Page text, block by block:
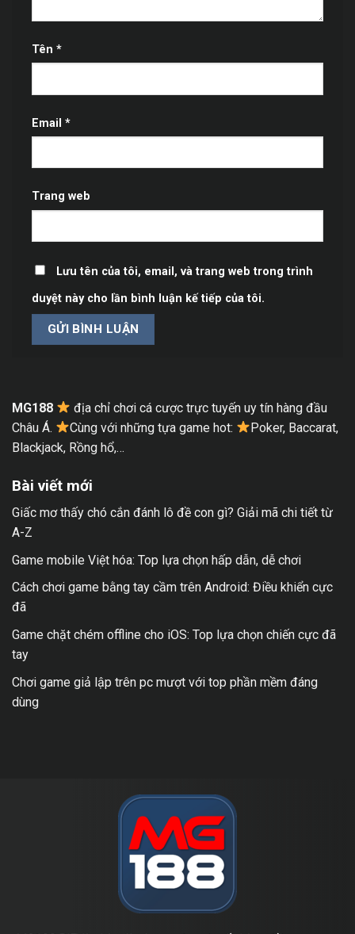
Tên *
Email *
Trang web
Lưu tên của tôi, email, và trang web trong trình
duyệt này cho lần bình luận kế tiếp của tôi.
MG188
địa chỉ chơi cá cược trực tuyến uy tín hàng đầu
Châu Á.
Cùng với những tựa game hot:
Poker, Baccarat,
Blackjack, Rồng hổ,…
Bài viết mới
Giấc mơ thấy chó cắn đánh lô đề con gì? Giải mã chi tiết từ
A-Z
Game mobile Việt hóa: Top lựa chọn hấp dẫn, dễ chơi
Cách chơi game bằng tay cầm trên Android: Điều khiển cực
đã
Game chặt chém offline cho iOS: Top lựa chọn chiến cực đã
tay
Chơi game giả lập trên pc mượt với top phần mềm đáng
dùng